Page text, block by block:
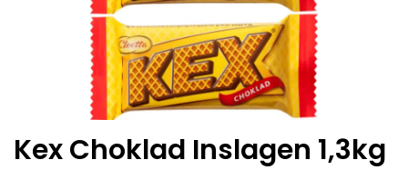
Kex Choklad Inslagen 1,3kg